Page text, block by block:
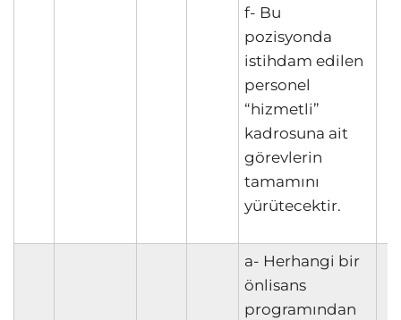
f- Bu
pozisyonda
istihdam edilen
personel
“hizmetli”
kadrosuna ait
görevlerin
tamamını
yürütecektir.
a- Herhangi bir
önlisans
programından